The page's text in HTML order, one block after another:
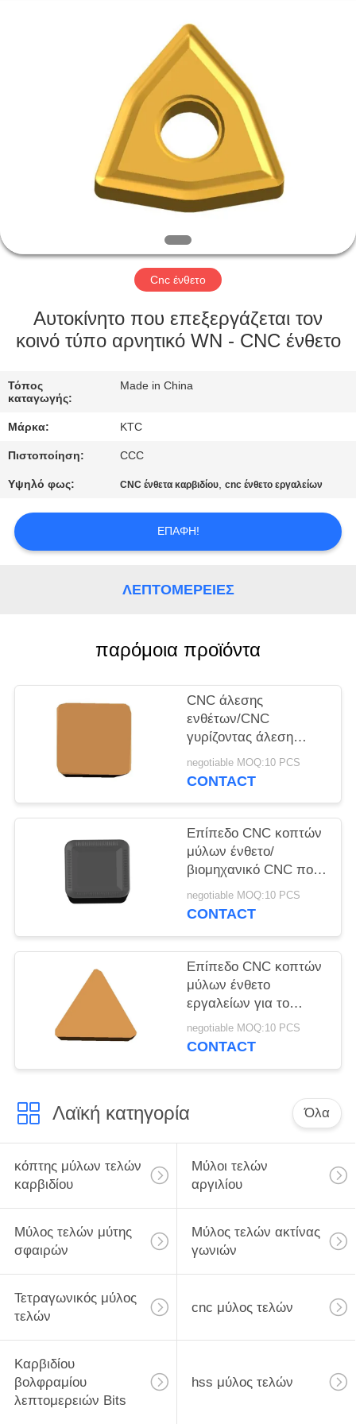
ΠΡΟΪΌΝΤΑ
ΠΕΡΊΠΟΥ
ΓΎΡΟΣ
ΕΡΓΟΣΤΑΣΊΩΝ
ΠΟΙΟΤΙΚΌΣ
ΜΑΣ
ΕΛΆΤΕ
ΣΕ
ΕΠΑΦΉ
ΜΕ
Cnc ένθετο
Αυτοκίνητο που επεξεργάζεται τον
κοινό τύπο αρνητικό WN - CNC ένθετο
Τόπος
καταγωγής:
Made in China
Μάρκα: KTC
Πιστοποίηση: CCC
Υψηλό φως: CNC ένθετα καρβιδίου,cnc ένθετο εργαλείων
ΕΠΑΦΉ!
ΛΕΠΤΟΜΈΡΕΙΕΣ
παρόμοια προϊόντα
CNC άλεσης
ενθέτων/CNC
γυρίζοντας άλεση
υψηλής επίδοσης
ενθέτων γρήγορη
negotiable MOQ:10 PCS
CONTACT
Επίπεδο CNC κοπτών
μύλων ένθετο/
βιομηχανικό CNC που
αυλακώνει την υψηλή
ακρίβεια ενθέτων
negotiable MOQ:10 PCS
CONTACT
Επίπεδο CNC κοπτών
μύλων ένθετο
εργαλείων για το
χάλυβα 7075 πλαστικό
αργιλίου
negotiable MOQ:10 PCS
CONTACT
Λαϊκή κατηγορία Όλα
κόπτης μύλων τελών
καρβιδίου
Μύλοι τελών
αργιλίου
Μύλος τελών μύτης
σφαιρών
Μύλος τελών ακτίνας
γωνιών
Τετραγωνικός μύλος
τελών
cnc μύλος τελών
Καρβιδίου
βολφραμίου
λεπτομερειών Bits
hss μύλος τελών